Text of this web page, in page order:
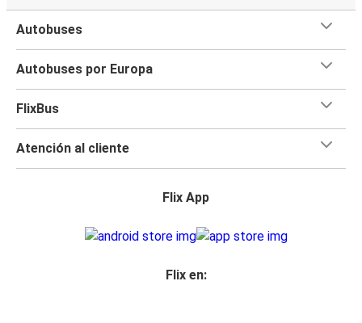
Autobuses
Autobuses por Europa
FlixBus
Atención al cliente
Flix App
Flix en: